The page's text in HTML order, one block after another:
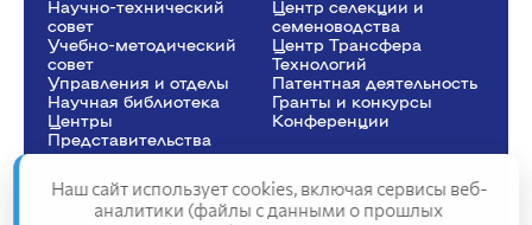
Научно-технический
совет
Учебно-методический
совет
Управления и отделы
Научная библиотека
Центры
Представительства
Центр селекции и
семеноводства
Центр Трансфера
Технологий
Патентная деятельность
Гранты и конкурсы
Конференции
Наш сайт использует cookies, включая сервисы веб-
аналитики (файлы с данными о прошлых